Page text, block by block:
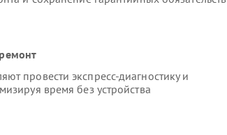
провести экспресс-диагностику и
время без устройства